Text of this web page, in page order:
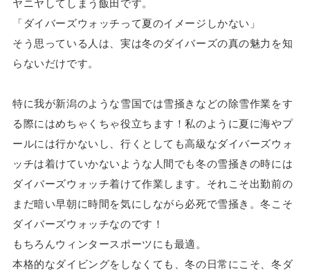
ヤニヤしてしまう飯田です。
「ダイバーズウォッチって夏のイメージしかない」
そう思っている人は、実は冬のダイバーズの真の魅力を知
らないだけです。
特に我が新潟のような雪国では雪掻きなどの除雪作業をす
る際にはめちゃくちゃ役立ちます！私のように夏に海やプ
ールには行かないし、行くとしても高級なダイバーズウォ
ッチは着けていかないような人間でも冬の雪掻きの時には
ダイバーズウォッチ着けて作業します。それこそ出勤前の
まだ暗い早朝に時間を気にしながら必死で雪掻き。冬こそ
ダイバーズウォッチなのです！
もちろんウィンタースポーツにも最適。
本格的なダイビングをしなくても、冬の日常にこそ、冬ダ